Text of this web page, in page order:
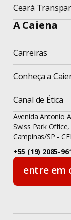
Ceará
A Caiena
Carreiras
Conheça a
Canal de Ética
Avenida Antonio
Swiss Park
Campinas/SP -
+55 (19) 2085-
entre em
entre em